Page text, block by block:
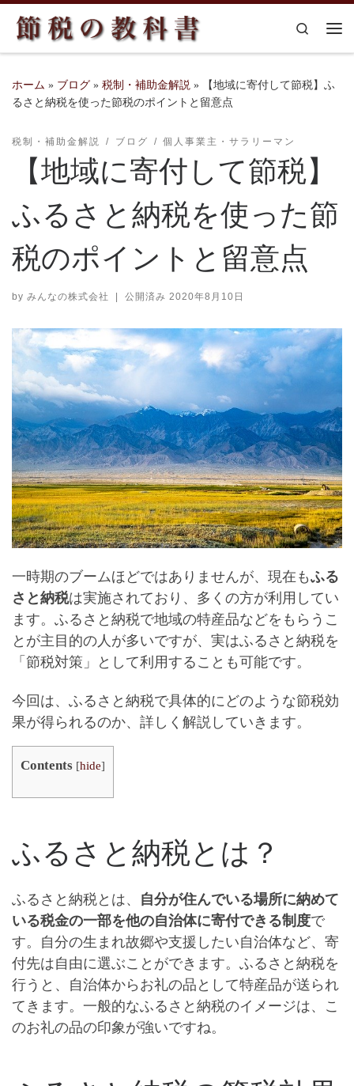
コンテンツへスキップ
Search
ホーム » ブログ » 税制・補助金解説 »
【地域に寄付して節税】ふ
るさと納税を使った節税のポイントと留意点
税制・補助金解説 ブログ 個人事業主・サラリーマン
【地域に寄付して節税】
ふるさと納税を使った節
税のポイントと留意点
by みんなの株式会社 | 公開済み 2020年8月10日
一時期のブームほどではありませんが、現在もふる
さと納税は実施されており、多くの方が利用してい
ます。ふるさと納税で地域の特産品などをもらうこ
とが主目的の人が多いですが、実はふるさと納税を
「 節税対策 」として利用することも可能です。
今回は、ふるさと納税で具体的にどのような節税効
果が得られるのか、詳しく解説していきます。
Contents [hide]
ふるさと納税とは？
ふるさと納税とは、 自分が住んでいる場所に納めて
いる税金の一部を他の自治体に寄付できる制度で
す。自分の生まれ故郷や支援したい自治体など、寄
付先は自由に選ぶことができます。ふるさと納税を
行うと、自治体から お礼の品 として特産品が送られ
てきます。一般的なふるさと納税のイメージは、こ
のお礼の品の印象が強いですね。